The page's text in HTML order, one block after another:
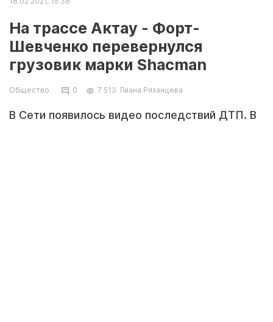
На трассе Актау - Форт-
Шевченко перевернулся
грузовик марки Shaсman
Общество 0 7 513 Лиана Рязанцева
В Сети появилось видео последствий ДТП. В